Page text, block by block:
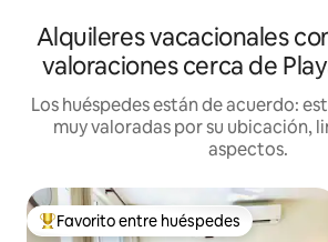
Alquileres vacacionales
valoraciones cerca de
Los huéspedes están de acuerdo:
muy valoradas por su ubicación,
aspectos.
Favorito entre huéspedes preferido
Favorito entre huéspedes